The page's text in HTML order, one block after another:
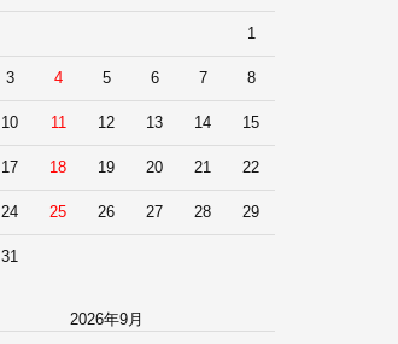
1
3 4 5 6 7 8
10 11 12 13 14 15
17 18 19 20 21 22
24 25 26 27 28 29
31
2026年9月